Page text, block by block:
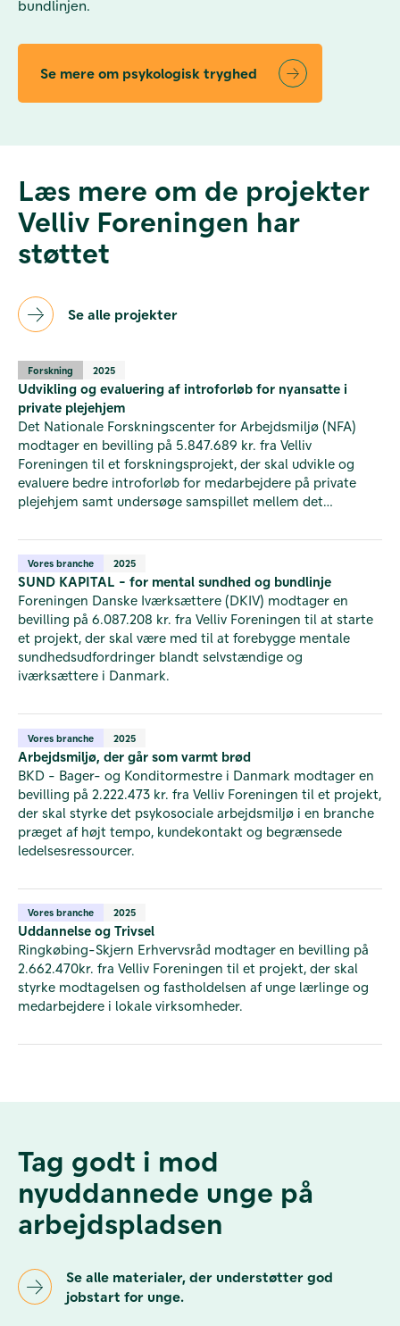
bundlinjen.
Se mere om psykologisk tryghed
Læs mere om de projekter
Velliv Foreningen har
støttet
Se alle projekter
Forskning 2025
Udvikling og evaluering af introforløb for nyansatte i
private plejehjem
Det Nationale Forskningscenter for Arbejdsmiljø (NFA)
modtager en bevilling på 5.847.689 kr. fra Velliv
Foreningen til et forskningsprojekt, der skal udvikle og
evaluere bedre introforløb for medarbejdere på private
plejehjem samt undersøge samspillet mellem det
Vores branche 2025
SUND KAPITAL - for mental sundhed og bundlinje
Foreningen Danske Iværksættere (DKIV) modtager en
bevilling på 6.087.208 kr. fra Velliv Foreningen til at starte
et projekt, der skal være med til at forebygge mentale
sundhedsudfordringer blandt selvstændige og
iværksættere i Danmark.
Vores branche 2025
Arbejdsmiljø, der går som varmt brød
BKD - Bager- og Konditormestre i Danmark modtager en
bevilling på 2.222.473 kr. fra Velliv Foreningen til et projekt,
der skal styrke det psykosociale arbejdsmiljø i en branche
præget af højt tempo, kundekontakt og begrænsede
ledelsesressourcer.
Vores branche 2025
Uddannelse og Trivsel
Ringkøbing-Skjern Erhvervsråd modtager en bevilling på
2.662.470kr. fra Velliv Foreningen til et projekt, der skal
styrke modtagelsen og fastholdelsen af unge lærlinge og
medarbejdere i lokale virksomheder.
Tag godt i mod
nyuddannede unge på
arbejdspladsen
Se alle materialer, der understøtter god
jobstart for unge.